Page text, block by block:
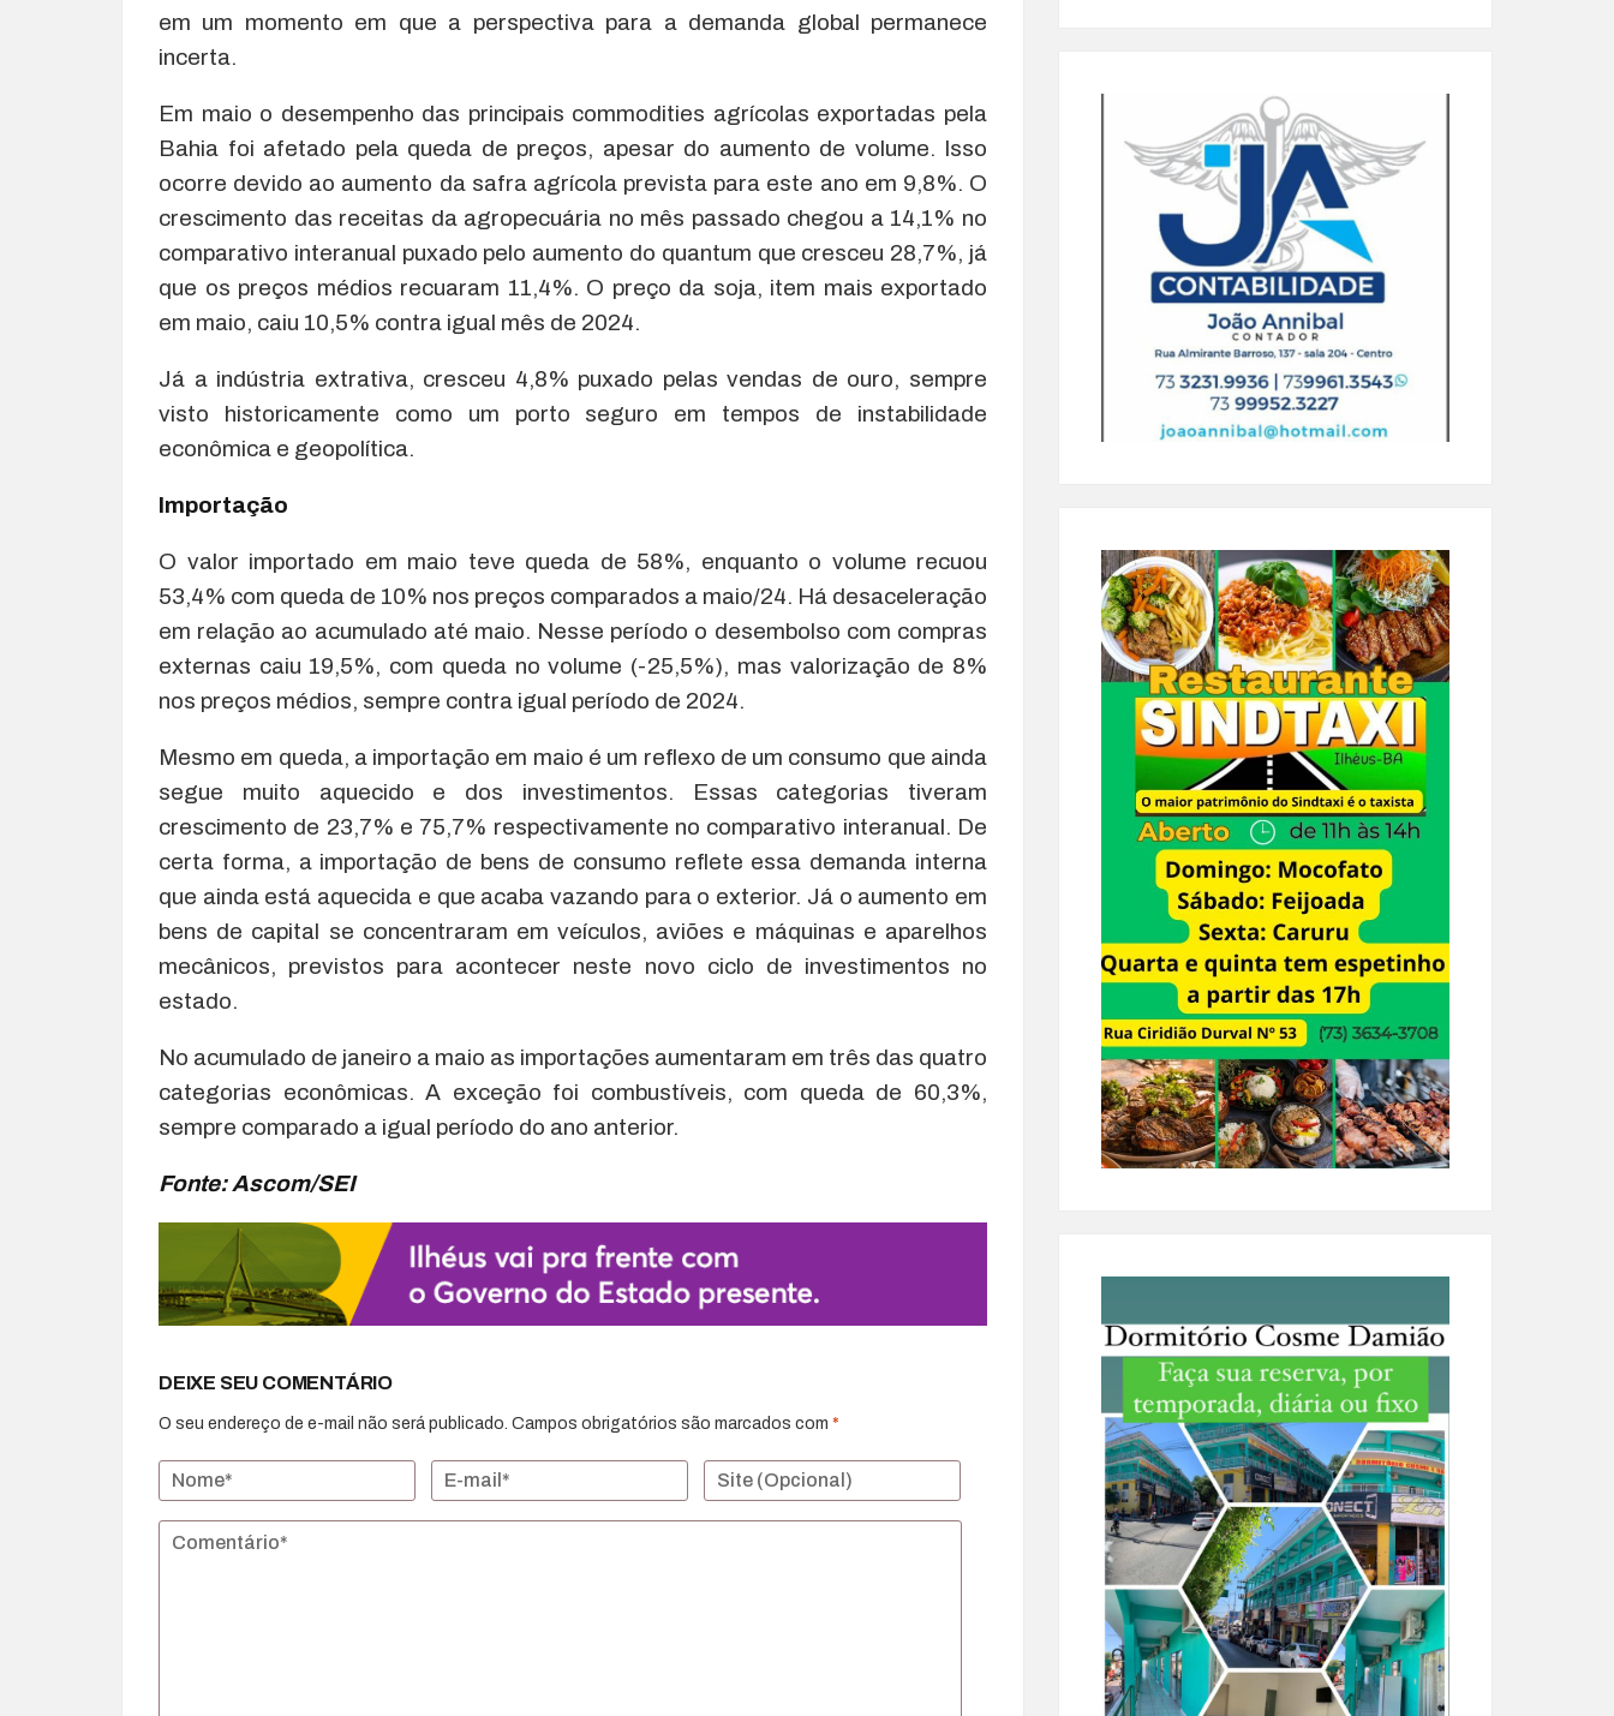
em um momento em que a perspectiva para a demanda global permanece
incerta.
Em maio o desempenho das principais commodities agrícolas exportadas pela
Bahia foi afetado pela queda de preços, apesar do aumento de volume. Isso
ocorre devido ao aumento da safra agrícola prevista para este ano em 9,8%. O
crescimento das receitas da agropecuária no mês passado chegou a 14,1% no
comparativo interanual puxado pelo aumento do quantum que cresceu 28,7%, já
que os preços médios recuaram 11,4%. O preço da soja, item mais exportado
em maio, caiu 10,5% contra igual mês de 2024.
Já a indústria extrativa, cresceu 4,8% puxado pelas vendas de ouro, sempre
visto historicamente como um porto seguro em tempos de instabilidade
econômica e geopolítica.
Importação
O valor importado em maio teve queda de 58%, enquanto o volume recuou
53,4% com queda de 10% nos preços comparados a maio/24. Há desaceleração
em relação ao acumulado até maio. Nesse período o desembolso com compras
externas caiu 19,5%, com queda no volume (-25,5%), mas valorização de 8%
nos preços médios, sempre contra igual período de 2024.
Mesmo em queda, a importação em maio é um reflexo de um consumo que ainda
segue muito aquecido e dos investimentos. Essas categorias tiveram
crescimento de 23,7% e 75,7% respectivamente no comparativo interanual. De
certa forma, a importação de bens de consumo reflete essa demanda interna
que ainda está aquecida e que acaba vazando para o exterior. Já o aumento em
bens de capital se concentraram em veículos, aviões e máquinas e aparelhos
mecânicos, previstos para acontecer neste novo ciclo de investimentos no
estado.
No acumulado de janeiro a maio as importações aumentaram em três das quatro
categorias econômicas. A exceção foi combustíveis, com queda de 60,3%,
sempre comparado a igual período do ano anterior.
Fonte: Ascom/SEI
DEIXE SEU COMENTÁRIO
O seu endereço de e-mail não será publicado. Campos obrigatórios são marcados com *